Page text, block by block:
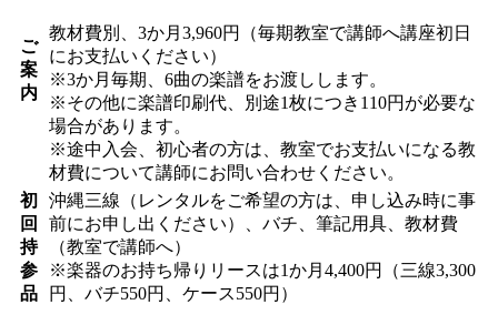
ご
案
内
教材費別、3か月3,960円（毎期教室で講師へ講座初日
にお支払いください）
※3か月毎期、6曲の楽譜をお渡しします。
※その他に楽譜印刷代、別途1枚につき110円が必要な
場合があります。
※途中入会、初心者の方は、教室でお支払いになる教
材費について講師にお問い合わせください。
初
回
持
参
品
沖縄三線（レンタルをご希望の方は、申し込み時に事
前にお申し出ください）、バチ、筆記用具、教材費
（教室で講師へ）
※楽器のお持ち帰りリースは1か月4,400円（三線3,300
円、バチ550円、ケース550円）